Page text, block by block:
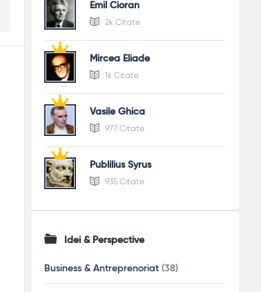
Emil Cioran
2k Citate
Mircea Eliade
1k Citate
Vasile Ghica
977 Citate
Publilius Syrus
935 Citate
Idei & Perspective
Business & Antreprenoriat (38)